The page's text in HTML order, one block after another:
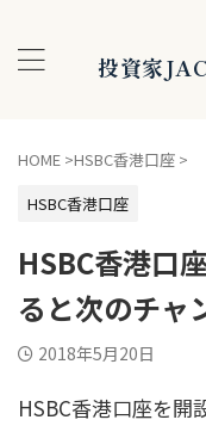
投資家
HOME >HSBC香港口座 >
HSBC香港口座
HSBC香港口
ると次のチャ
2018年5月20日
HSBC香港口座を開